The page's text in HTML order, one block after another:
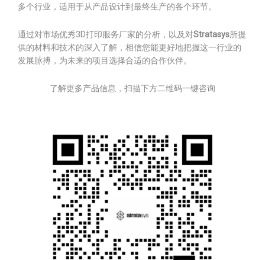
多个行业，适用于从产品设计到最终生产的各个环节。
通过对市场优秀3D打印服务厂家的分析，以及对Stratasys所提
供的材料和技术的深入了解，相信您能更好地把握这一行业的
发展脉搏，为未来的项目选择合适的合作伙伴。
了解更多产品信息，扫描下方二维码一键咨询